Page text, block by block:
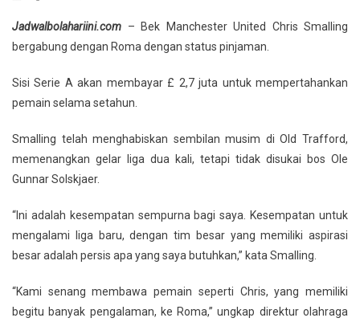
Jadwalbolahariini.com – Bek Manchester United Chris Smalling
bergabung dengan Roma dengan status pinjaman.
Sisi Serie A akan membayar £ 2,7 juta untuk mempertahankan
pemain selama setahun.
Smalling telah menghabiskan sembilan musim di Old Trafford,
memenangkan gelar liga dua kali, tetapi tidak disukai bos Ole
Gunnar Solskjaer.
“Ini adalah kesempatan sempurna bagi saya. Kesempatan untuk
mengalami liga baru, dengan tim besar yang memiliki aspirasi
besar adalah persis apa yang saya butuhkan,” kata Smalling.
“Kami senang membawa pemain seperti Chris, yang memiliki
begitu banyak pengalaman, ke Roma,” ungkap direktur olahraga